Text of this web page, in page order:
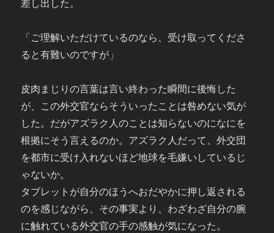
差し出した。
「ご理解いただけているのなら、受け取ってくださ
ると有難いのですが」
皮肉まじりの言葉は言い終わった瞬間に後悔した
が、この外交官ならそういったことは咎めない気が
した。だがアズラク人のことは知らないのになにを
根拠にそう言えるのか。アズラク人だって、外交団
を都市に受け入れないほど地球を毛嫌いしているじ
ゃないか。
タブレットが自分のほうへおだやかに押し返される
のを感じながら、その事実より、わざわざ自分の腕
に触れている外交官の手の感触が気になった。